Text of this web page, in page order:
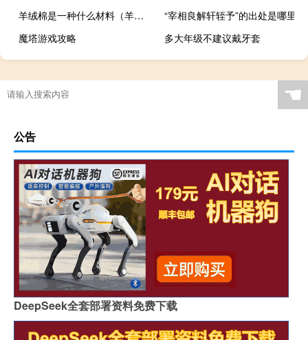
羊绒棉是一种什么材料（羊绒棉）
“宰相良解轩轾予”的出处是哪里
魔塔游戏攻略
多大年级不建议戴牙套
☚
公告
DeepSeek全套部署资料免费下载